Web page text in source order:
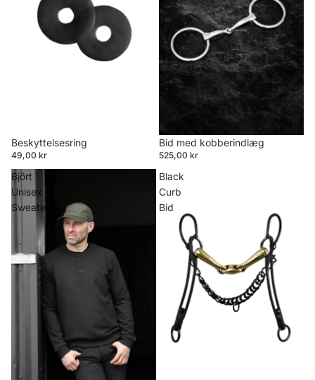
Beskyttelsesring
49,00 kr
Bid med kobberindlæg
525,00 kr
Björt
Unisex
Sweater
Black
Curb
Bid